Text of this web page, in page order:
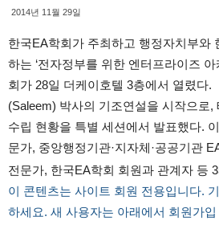
2014년 11월 29일
한국EA학회가 주최하고 행정자치부와
하는 ‘전자정부를 위한 엔터프라이즈 아
회가 28일 더케이호텔 3층에서 열렸다
(Saleem) 박사의 기조연설을 시작으로,
수립 현황을 특별 세션에서 발표했다.
문가, 중앙행정기관·지자체·공공기관
전문가, 한국EA학회 회원과 관계자 등
이 콘텐츠는 사이트 회원 전용입니다.
하세요. 새 사용자는 아래에서 회원가